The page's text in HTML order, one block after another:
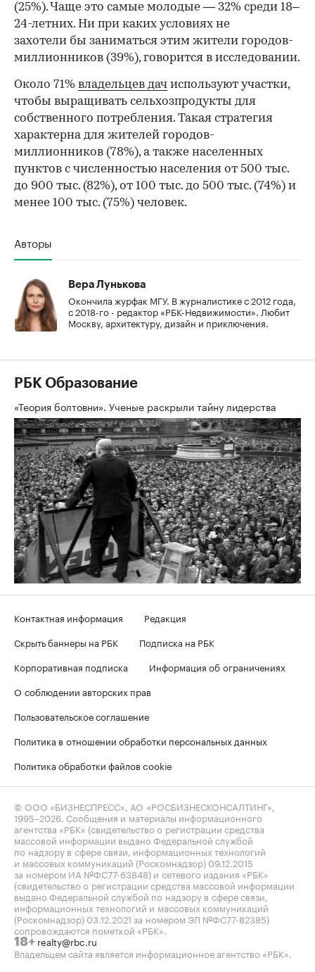
(25%). Чаще это самые молодые — 32% среди 18–
24-летних. Ни при каких условиях не
захотели бы заниматься этим жители городов-
миллионников (39%), говорится в исследовании.
Около 71% владельцев дач используют участки,
чтобы выращивать сельхозпродукты для
собственного потребления. Такая стратегия
характерна для жителей городов-
миллионников (78%), а также населенных
пунктов с численностью населения от 500 тыс.
до 900 тыс. (82%), от 100 тыс. до 500 тыс. (74%) и
менее 100 тыс. (75%) человек.
Авторы
Вера Лунькова
Окончила журфак МГУ. В журналистике с 2012 года,
с 2018-го - редактор «РБК-Недвижимости». Любит
Москву, архитектуру, дизайн и приключения.
РБК Образование
«Теория болтовни». Ученые раскрыли тайну лидерства
Контактная информация
Редакция
Скрыть баннеры на РБК
Подписка на РБК
Корпоративная подписка
Информация об ограничениях
О соблюдении авторских прав
Пользовательское соглашение
Политика в отношении обработки персональных данных
Политика обработки файлов cookie
© ООО «БИЗНЕСПРЕСС», АО «РОСБИЗНЕСКОНСАЛТИНГ»,
1995–2026 . Сообщения и материалы информационного
агентства «РБК» (свидетельство о регистрации средства
массовой информации выдано Федеральной службой
по надзору в сфере связи, информационных технологий
и массовых коммуникаций (Роскомнадзор) 09.12.2015
за номером ИА №ФС77-63848) и сетевого издания «РБК»
(свидетельство о регистрации средства массовой информации
выдано Федеральной службой по надзору в сфере связи,
информационных технологий и массовых коммуникаций
(Роскомнадзор) 03.12.2021 за номером ЭЛ №ФС77-82385)
сопровождаются пометкой «РБК».
18+ realty@rbc.ru
Владельцем сайта является информационное агентство «РБК».